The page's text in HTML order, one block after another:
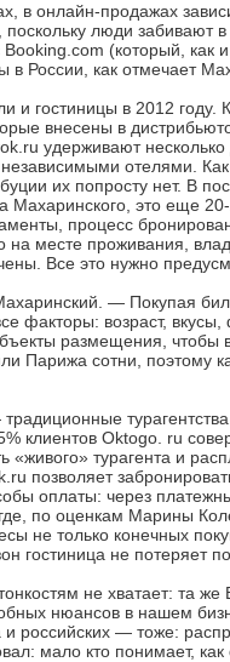
в онлайн-продажах
люди забивают
(который,
России, как отмечает
и гостиницы в 2012
внесены в
удерживают
отелями.
их попросту нет. В
это еще
процесс
на месте проживания,
Все это нужно
— Покупая
факторы: возраст,
размещения,
Парижа сотни,
клиентов Oktogo. ru
турагента и
позволяет
оплаты: через
по оценкам Марины
не только конечных
гостиница не потеряет
не хватает: та
нюансов в нашем
российских — тоже:
мало кто понимает, как